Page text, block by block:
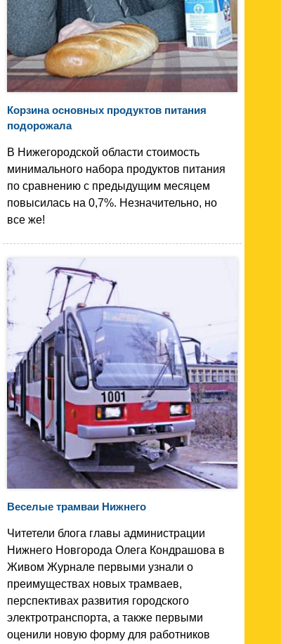
Корзина основных продуктов питания
подорожала
В Нижегородской области стоимость
минимального набора продуктов питания
по сравнению с предыдущим месяцем
повысилась на 0,7%. Незначительно, но
все же!
Веселые трамваи Нижнего
Читетели блога главы администрации
Нижнего Новгорода Олега Кондрашова в
Живом Журнале первыми узнали о
преимуществах новых трамваев,
перспективах развития городского
электротранспорта, а также первыми
оценили новую форму для работников